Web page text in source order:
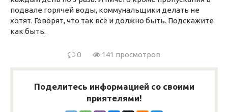
подвале горячей воды, коммунальщики делать не
хотят. Говорят, что так всё и должно быть. Подскажите
как быть.
0 141 просмотров
Поделитесь информацией со своими
приятелями!